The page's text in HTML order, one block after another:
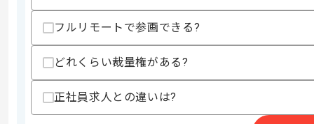
・LambdaおよびFargateを利用したバ
・フロントエンド開発経験
・Laravelを用いた開発経験
・Web広告、アフィリエイト業界のドメ
フルリモートで参画できる?
どれくらい裁量権がある?
正社員求人との違いは?